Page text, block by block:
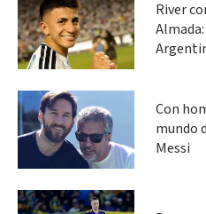
River
Con
mundo
Messi